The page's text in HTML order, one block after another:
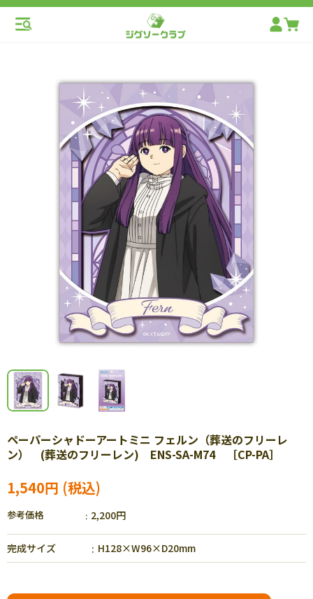
ペーパーシャドーアートミニ フェルン（葬送のフリーレ
ン） (葬送のフリーレン) ENS-SA-M74 ［CP-PA］
1,540円
参考価格 2,200円
完成サイズ H128×W96×D20mm